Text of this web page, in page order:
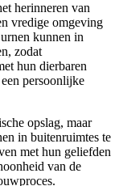
herinneren van
vredige omgeving
kunnen in
zodat
hun dierbaren
persoonlijke
opslag, maar
in buitenruimtes te
met hun geliefden
van de